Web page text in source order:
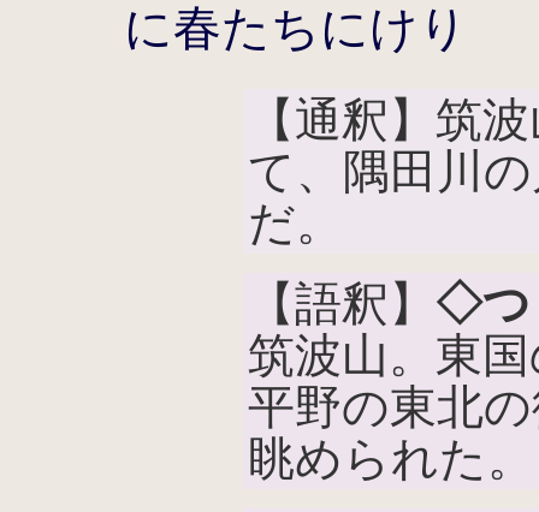
に春たちにけり
【通釈】筑
て、隅田川
だ。
【語釈】 ◇つ
筑波山。東
平野の東北
眺められた。